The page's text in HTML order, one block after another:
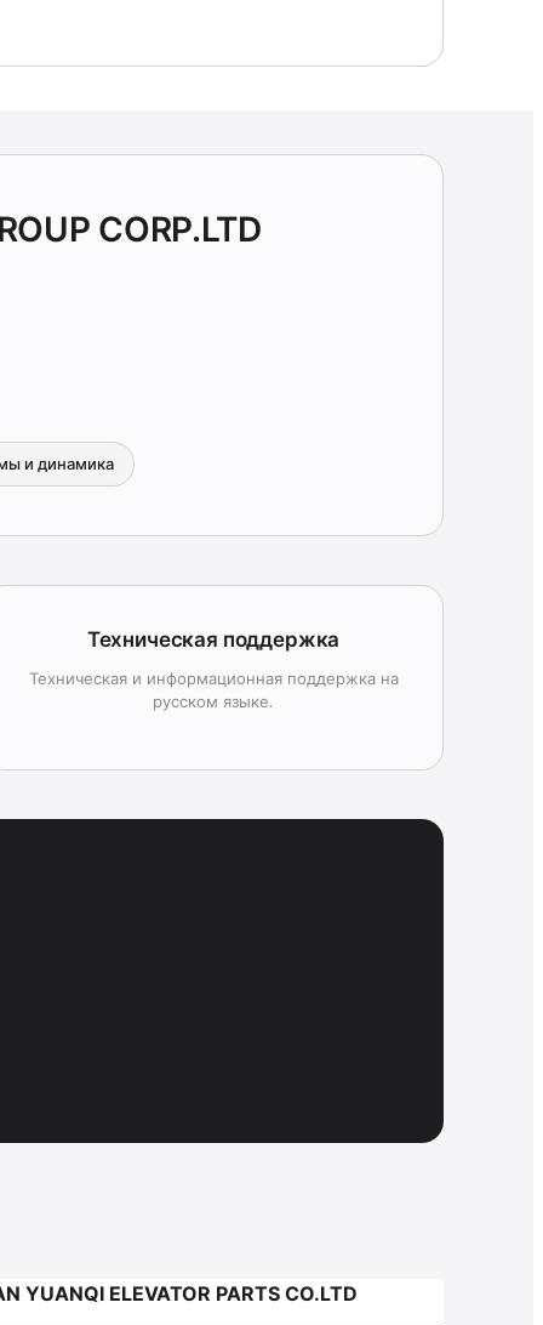
CORP.LTD
и динамика
Техническая поддержка
Техническая и информационная поддержка на
русском языке.
ELEVATOR PARTS CO.LTD